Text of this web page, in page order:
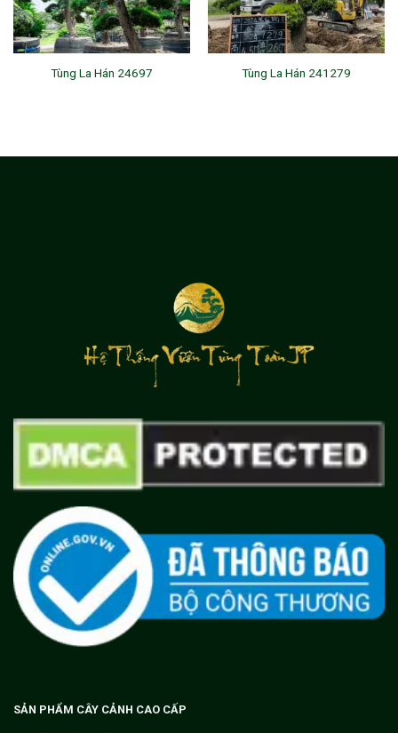
Tùng La Hán 24697 Tùng La Hán 241279
SẢN PHẨM CÂY CẢNH CAO CẤP